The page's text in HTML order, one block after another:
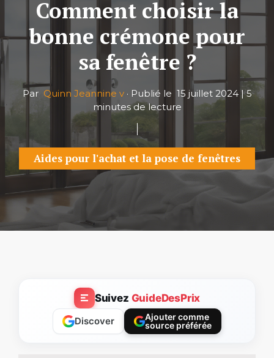
Comment choisir la
bonne crémone pour
sa fenêtre ?
Par Quinn Jeannine v · Publié le 15 juillet 2024 | 5
minutes de lecture
Aides pour l'achat et la pose de fenêtres
Suivez GuideDesPrix
Discover
Ajouter comme
source préférée